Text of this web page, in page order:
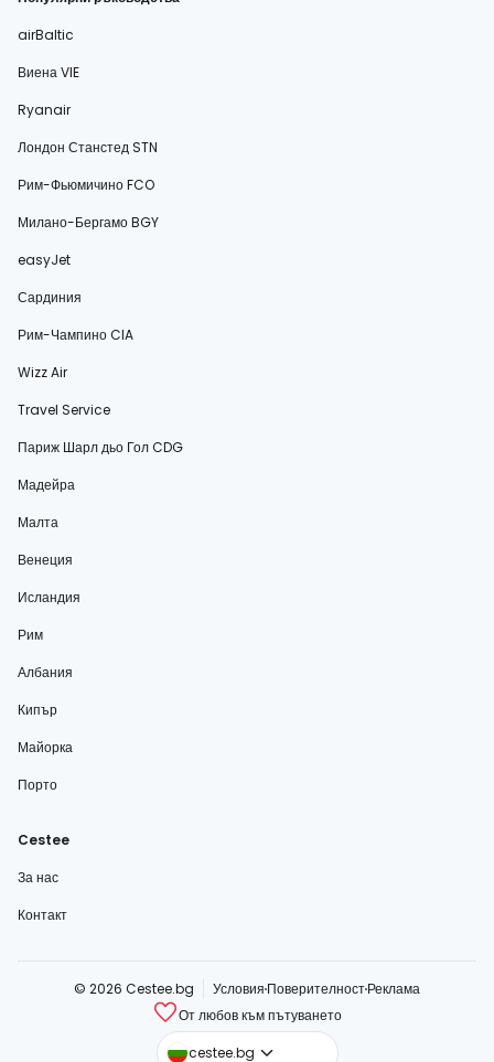
airBaltic
Виена VIE
Ryanair
Лондон Станстед STN
Рим-Фьюмичино FCO
Милано-Бергамо BGY
easyJet
Сардиния
Рим-Чампино CIA
Wizz Air
Travel Service
Париж Шарл дьо Гол CDG
Мадейра
Малта
Венеция
Исландия
Рим
Албания
Кипър
Майорка
Порто
Cestee
За нас
Контакт
© 2026 Cestee.bg Условия ПоверителностРеклама
От любов към пътуването
cestee.bg
cestee.com